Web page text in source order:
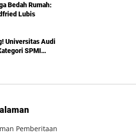
Bedah Rumah:
Lubis
Universitas Audi
SPMI
Pemberitaan